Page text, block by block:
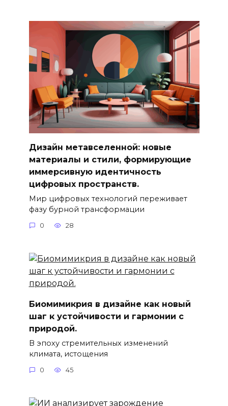
Дизайн метавселенной: новые
материалы и стили, формирующие
иммерсивную идентичность
цифровых пространств.
Мир цифровых технологий переживает
фазу бурной трансформации
0 28
Биомимикрия в дизайне как новый
шаг к устойчивости и гармонии с
природой.
В эпоху стремительных изменений
климата, истощения
0 45